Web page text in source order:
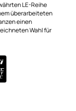
LE-Reihe
überarbeiteten
einen
Wahl für